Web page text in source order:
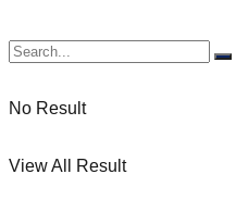
No Result
View All Result